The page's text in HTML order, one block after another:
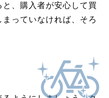
、購入者が安心して買
っていなければ、そろ